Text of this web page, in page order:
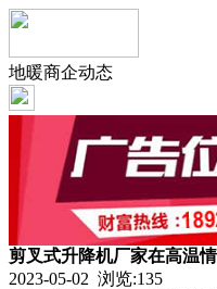
地暖商企动态
剪叉式升降机厂家在高温
2023-05-02 浏览:135